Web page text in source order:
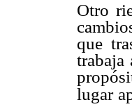
Otro
que
trabaja
lugar